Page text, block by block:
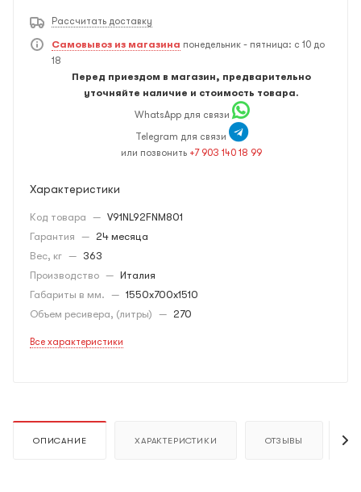
Рассчитать доставку
Самовывоз из магазина понедельник - пятница: с 10 до
18
Перед приездом в магазин, предварительно
уточняйте наличие и стоимость товара.
WhatsApp для связи
Telegram для связи
или позвонить +7 903 140 18 99
Характеристики
Код товара — V91NL92FNM801
Гарантия — 24 месяца
Вес, кг — 363
Производство — Италия
Габариты в мм. — 1550x700x1510
Объем ресивера, (литры) — 270
Все характеристики
ОПИСАНИЕ ХАРАКТЕРИСТИКИ ОТЗЫВЫ